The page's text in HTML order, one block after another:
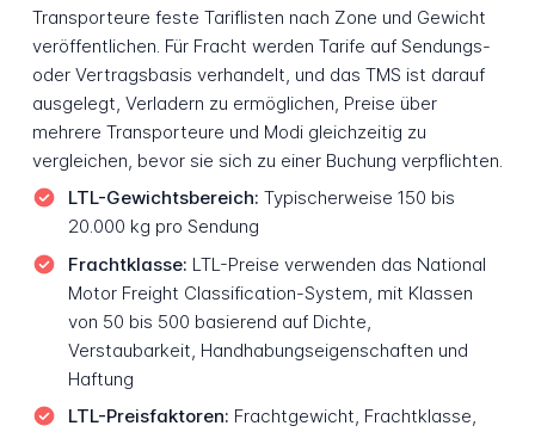
Transporteure feste Tariflisten nach Zone und Gewicht
veröffentlichen. Für Fracht werden Tarife auf Sendungs-
oder Vertragsbasis verhandelt, und das TMS ist darauf
ausgelegt, Verladern zu ermöglichen, Preise über
mehrere Transporteure und Modi gleichzeitig zu
vergleichen, bevor sie sich zu einer Buchung verpflichten.
LTL-Gewichtsbereich: Typischerweise 150 bis
20.000 kg pro Sendung
Frachtklasse: LTL-Preise verwenden das National
Motor Freight Classification-System, mit Klassen
von 50 bis 500 basierend auf Dichte,
Verstaubarkeit, Handhabungseigenschaften und
Haftung
LTL-Preisfaktoren: Frachtgewicht, Frachtklasse,